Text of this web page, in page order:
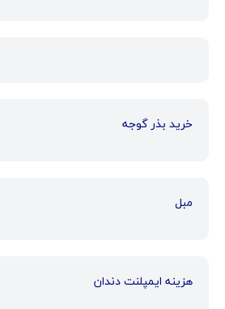
خرید بذر گوجه
مبل
هزینه ایمپلنت دندان